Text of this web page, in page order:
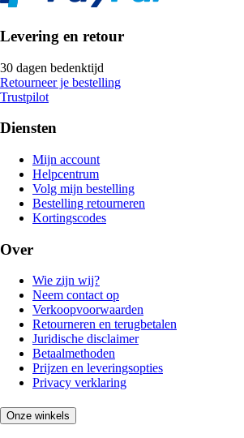
Levering en retour
30 dagen bedenktijd
Retourneer je bestelling
Trustpilot
Diensten
Mijn account
Helpcentrum
Volg mijn bestelling
Bestelling retourneren
Kortingscodes
Over
Wie zijn wij?
Neem contact op
Verkoopvoorwaarden
Retourneren en terugbetalen
Juridische disclaimer
Betaalmethoden
Prijzen en leveringsopties
Privacy verklaring
Onze winkels